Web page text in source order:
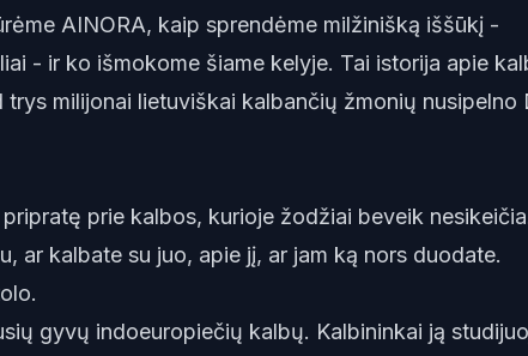
AINORA, kaip sprendėme milžinišką iššūkį -
- ir ko išmokome šiame kelyje. Tai istorija apie
milijonai lietuviškai kalbančių žmonių nusipelno
prie kalbos, kurioje žodžiai beveik
ar kalbate su juo, apie jį, ar jam ką nors duodate.
gyvų indoeuropiečių kalbų. Kalbininkai ją